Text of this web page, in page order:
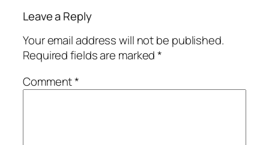
Leave a Reply
Your email address will not be published.
Required fields are marked*
Comment*